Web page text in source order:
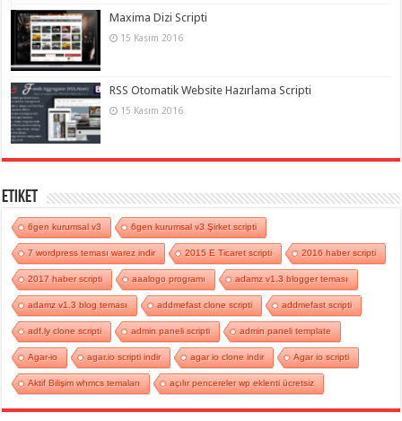
Maxima Dizi Scripti
15 Kasım 2016
RSS Otomatik Website Hazırlama Scripti
15 Kasım 2016
Etiket
6gen kurumsal v3 6gen kurumsal v3 Şirket scripti
7 wordpress teması warez indir 2015 E Ticaret scripti 2016 haber scripti
2017 haber scripti aaalogo programı adamz v1.3 blogger teması
adamz v1.3 blog teması addmefast clone scripti addmefast scripti
adf.ly clone scripti admin paneli scripti admin paneli template
Agar-io agar.io scripti indir agar io clone indir Agar io scripti
Aktif Bilişim whmcs temaları açılır pencereler wp eklenti ücretsiz